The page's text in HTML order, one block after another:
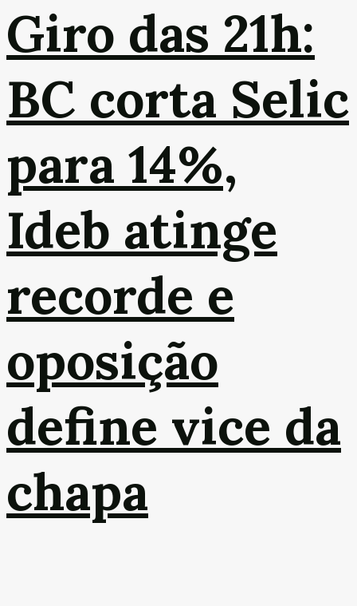
Giro das 21h:
BC corta Selic
para 14%,
Ideb atinge
recorde e
oposição
define vice da
chapa